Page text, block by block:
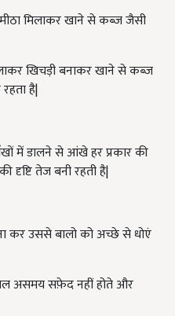
मिलाकर खाने से कब्ज़ जैसी
खिचड़ी बनाकर खाने से कब्ज़
है|
में डालने से आंखे हर प्रकार की
तेज बनी रहती है|
कर उससे बालो को अच्छे से धोएं
असमय सफ़ेद नहीं होते और